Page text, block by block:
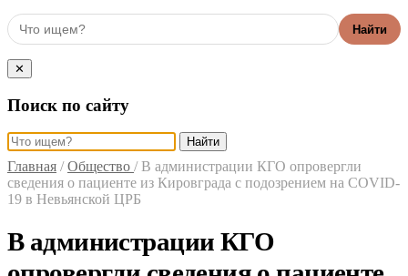
Найти
✕
Поиск по сайту
Найти
Главная / Общество / В администрации КГО опровергли
сведения о пациенте из Кировграда с подозрением на COVID-
19 в Невьянской ЦРБ
В администрации КГО